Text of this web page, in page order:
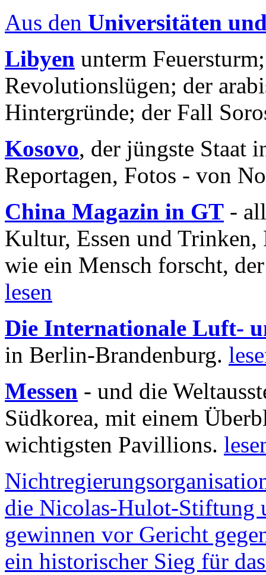
Aus den Universitäten
Libyen unterm
Revolutionslügen; der
Hintergründe; der Fall
Kosovo, der jüngste Staat
Reportagen, Fotos - von
China Magazin in GT -
Kultur, Essen und
wie ein Mensch forscht,
lesen
Die Internationale Luft-
in Berlin-Brandenburg.
Messen - und die
Südkorea, mit einem
wichtigsten Pavillions.
die Nicolas-Hulot-Stiftung
gewinnen vor Gericht
ein historischer Sieg für